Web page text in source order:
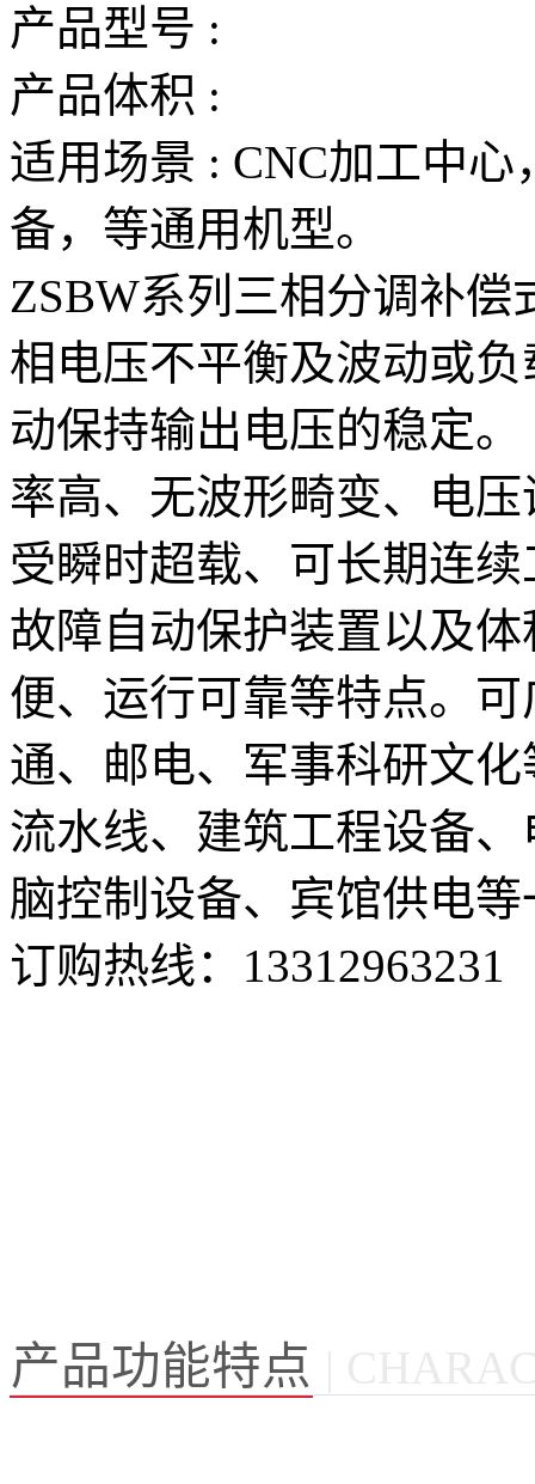
产品型号 :
产品体积 :
适用场景 : CNC加工中
备，等通用机型。
ZSBW系列三相分调补
相电压不平衡及波动或
动保持输出电压的稳定
率高、无波形畸变、电
受瞬时超载、可长期连
故障自动保护装置以及
便、运行可靠等特点。
通、邮电、军事科研文
流水线、建筑工程设备
脑控制设备、宾馆供电
订购热线： 13312963231
产品功能特点